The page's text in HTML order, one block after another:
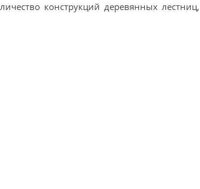
конструкций деревянных